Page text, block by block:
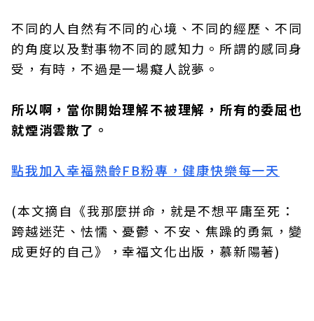
不同的人自然有不同的心境、不同的經歷、不同
的角度以及對事物不同的感知力。所謂的感同身
受，有時，不過是一場癡人說夢。
所以啊，當你開始理解不被理解，所有的委屈也
就煙消雲散了。
點我加入幸福熟齡FB粉專，健康快樂每一天
(本文摘自《我那麼拼命，就是不想平庸至死：
跨越迷茫、怯懦、憂鬱、不安、焦躁的勇氣，變
成更好的自己》，幸福文化出版，慕新陽著)